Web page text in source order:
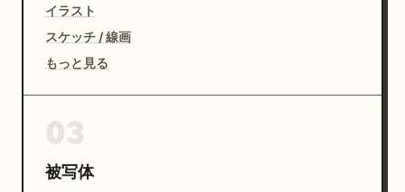
イラスト
スケッチ / 線画
もっと見る
被写体